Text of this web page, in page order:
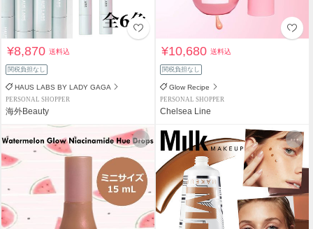
¥8,870送料込
関税負担なし
HAUS LABS BY LADY GAGA
PERSONAL SHOPPER
海外Beauty
¥10,680送料込
関税負担なし
Glow Recipe
PERSONAL SHOPPER
Chelsea Line